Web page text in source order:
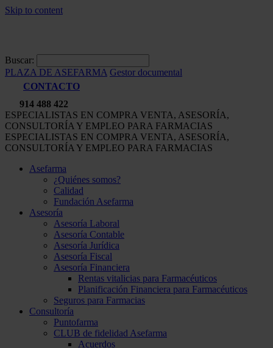
Skip to content
Buscar:
PLAZA DE ASEFARMA Gestor documental
CONTACTO
914 488 422
ESPECIALISTAS EN COMPRA VENTA, ASESORÍA,
CONSULTORÍA Y EMPLEO PARA FARMACIAS
ESPECIALISTAS EN COMPRA VENTA, ASESORÍA,
CONSULTORÍA Y EMPLEO PARA FARMACIAS
Asefarma
¿Quiénes somos?
Calidad
Fundación Asefarma
Asesoría
Asesoría Laboral
Asesoría Contable
Asesoría Jurídica
Asesoría Fiscal
Asesoría Financiera
Rentas vitalicias para Farmacéuticos
Planificación Financiera para Farmacéuticos
Seguros para Farmacias
Consultoría
Puntofarma
CLUB de fidelidad Asefarma
Acuerdos